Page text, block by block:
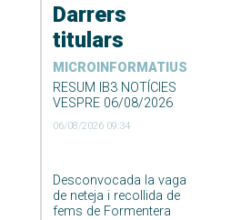
Darrers
titulars
MICROINFORMATIUS
RESUM IB3 NOTÍCIES
VESPRE 06/08/2026
06/08/2026 09:34
Desconvocada la vaga
de neteja i recollida de
fems de Formentera